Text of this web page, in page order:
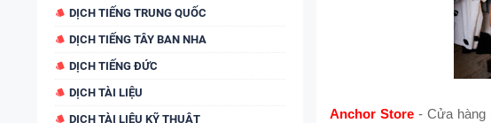
DỊCH TIẾNG TRUNG QUỐC
DỊCH TIẾNG TÂY BAN NHA
DỊCH TIẾNG ĐỨC
DỊCH TÀI LIỆU
DỊCH TÀI LIỆU KỸ THUẬT
Anchor Store- Cửa hàng